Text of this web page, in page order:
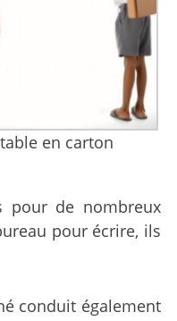
en carton
pour de nombreux
pour écrire, ils
conduit également